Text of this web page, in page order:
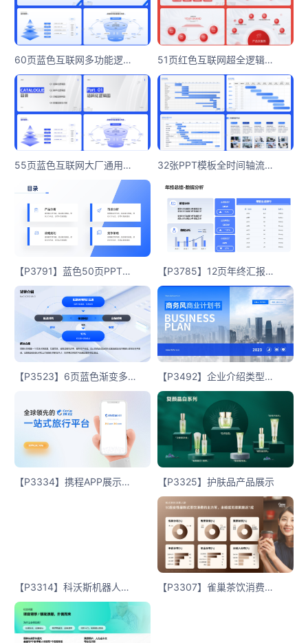
60页蓝色互联网多功能逻辑系统组织架构图一键换色PPT模版 51页红色互联网超全逻辑架构图一键换色PPT模板
55页蓝色互联网大厂通用述职超全逻辑思维导图架构图PPT模板 32张PPT模板全时间轴流程图甘特图进度表
【P3791】蓝色50页PPT目录版式速查手册PPT模板 【P3785】12页年终汇报数据分析图表数据可视化PPT模板
【P3523】6页蓝色渐变多内容排版 【P3492】企业介绍类型内容版式
【P3334】携程APP展示封面页 【P3325】护肤品产品展示
【P3314】科沃斯机器人介绍 【P3307】雀巢茶饮消费分析